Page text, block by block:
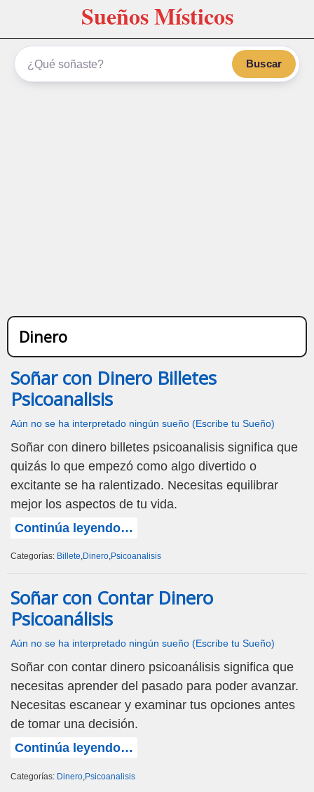
Sueños Místicos
Buscar
Dinero
Soñar con Dinero Billetes
Psicoanalisis
Aún no se ha interpretado ningún sueño (Escribe tu Sueño)
Soñar con dinero billetes psicoanalisis significa que
quizás lo que empezó como algo divertido o
excitante se ha ralentizado. Necesitas equilibrar
mejor los aspectos de tu vida.
Continúa leyendo…
Categorías: Billete,Dinero,Psicoanalisis
Soñar con Contar Dinero
Psicoanálisis
Aún no se ha interpretado ningún sueño (Escribe tu Sueño)
Soñar con contar dinero psicoanálisis significa que
necesitas aprender del pasado para poder avanzar.
Necesitas escanear y examinar tus opciones antes
de tomar una decisión.
Continúa leyendo…
Categorías: Dinero Psicoanalisis